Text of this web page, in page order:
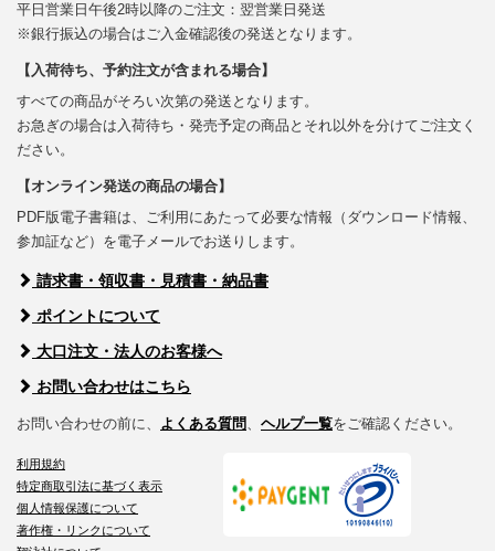
平日営業日午後2時以降のご注文：翌営業日発送
※銀行振込の場合はご入金確認後の発送となります。
【入荷待ち、予約注文が含まれる場合】
すべての商品がそろい次第の発送となります。
お急ぎの場合は入荷待ち・発売予定の商品とそれ以外を分けてご注文く
ださい。
【オンライン発送の商品の場合】
PDF版電子書籍は、ご利用にあたって必要な情報（ダウンロード情報、
参加証など）を電子メールでお送りします。
請求書・領収書・見積書・納品書
ポイントについて
大口注文・法人のお客様へ
お問い合わせはこちら
お問い合わせの前に、 よくある質問、 ヘルプ一覧をご確認ください。
利用規約
特定商取引法に基づく表示
個人情報保護について
著作権・リンクについて